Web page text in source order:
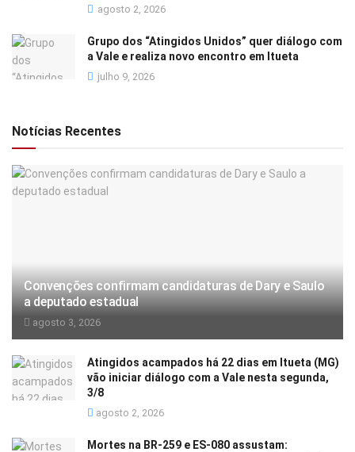
agosto 2, 2026
Grupo dos “Atingidos Unidos” quer diálogo com
a Vale e realiza novo encontro em Itueta
julho 9, 2026
Notícias Recentes
Convenções confirmam candidaturas de Dary e Saulo
a deputado estadual
agosto 3, 2026
Atingidos acampados há 22 dias em Itueta (MG)
vão iniciar diálogo com a Vale nesta segunda,
3/8
agosto 2, 2026
Mortes na BR-259 e ES-080 assustam: